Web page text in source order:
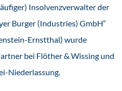
Insolvenzverwalter der
Burger (Industries) GmbH“
Ernstthal) wurde
bei Flöther & Wissing und
Niederlassung.